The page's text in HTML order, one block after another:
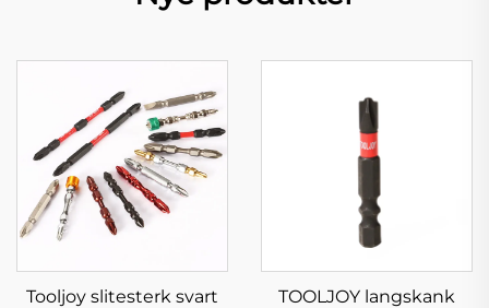
Tooljoy slitesterk svart
TOOLJOY langskank